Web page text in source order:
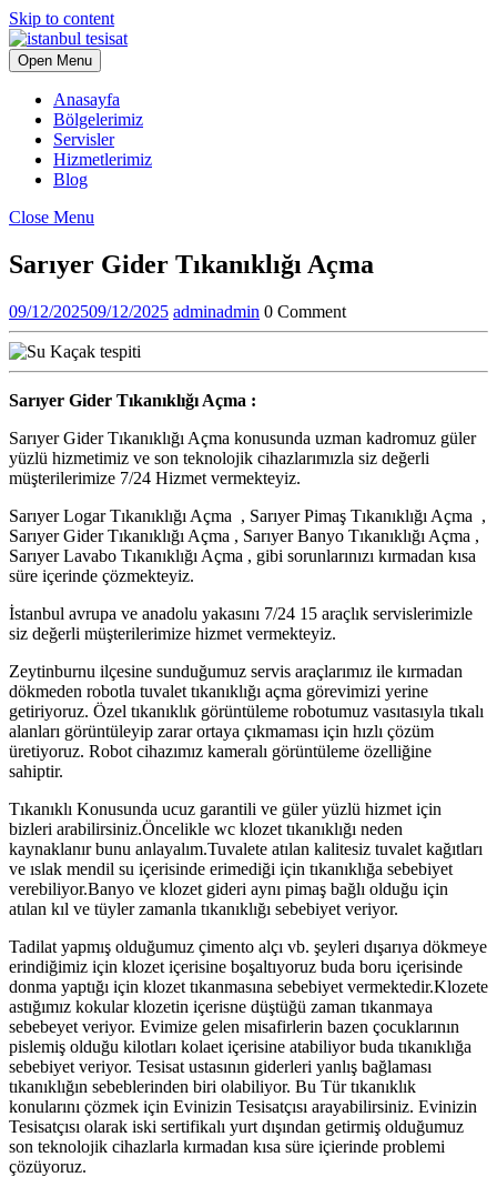
Skip to content
Open Menu
Anasayfa
Bölgelerimiz
Servisler
Hizmetlerimiz
Blog
Close Menu
Sarıyer Gider Tıkanıklığı Açma
09/12/202509/12/2025 adminadmin 0 Comment
Sarıyer Gider Tıkanıklığı Açma :
Sarıyer Gider Tıkanıklığı Açma konusunda uzman kadromuz güler
yüzlü hizmetimiz ve son teknolojik cihazlarımızla siz değerli
müşterilerimize 7/24 Hizmet vermekteyiz.
Sarıyer Logar Tıkanıklığı Açma , Sarıyer Pimaş Tıkanıklığı Açma ,
Sarıyer Gider Tıkanıklığı Açma , Sarıyer Banyo Tıkanıklığı Açma ,
Sarıyer Lavabo Tıkanıklığı Açma , gibi sorunlarınızı kırmadan kısa
süre içerinde çözmekteyiz.
İstanbul avrupa ve anadolu yakasını 7/24 15 araçlık servislerimizle
siz değerli müşterilerimize hizmet vermekteyiz.
Zeytinburnu ilçesine sunduğumuz servis araçlarımız ile kırmadan
dökmeden robotla tuvalet tıkanıklığı açma görevimizi yerine
getiriyoruz. Özel tıkanıklık görüntüleme robotumuz vasıtasıyla tıkalı
alanları görüntüleyip zarar ortaya çıkmaması için hızlı çözüm
üretiyoruz. Robot cihazımız kameralı görüntüleme özelliğine
sahiptir.
Tıkanıklı Konusunda ucuz garantili ve güler yüzlü hizmet için
bizleri arabilirsiniz.Öncelikle wc klozet tıkanıklığı neden
kaynaklanır bunu anlayalım.Tuvalete atılan kalitesiz tuvalet kağıtları
ve ıslak mendil su içerisinde erimediği için tıkanıklığa sebebiyet
verebiliyor.Banyo ve klozet gideri aynı pimaş bağlı olduğu için
atılan kıl ve tüyler zamanla tıkanıklığı sebebiyet veriyor.
Tadilat yapmış olduğumuz çimento alçı vb. şeyleri dışarıya dökmeye
erindiğimiz için klozet içerisine boşaltıyoruz buda boru içerisinde
donma yaptığı için klozet tıkanmasına sebebiyet vermektedir.Klozete
astığımız kokular klozetin içerisne düştüğü zaman tıkanmaya
sebebeyet veriyor. Evimize gelen misafirlerin bazen çocuklarının
pislemiş olduğu kilotları kolaet içerisine atabiliyor buda tıkanıklığa
sebebiyet veriyor. Tesisat ustasının giderleri yanlış bağlaması
tıkanıklığın sebeblerinden biri olabiliyor. Bu Tür tıkanıklık
konularını çözmek için Evinizin Tesisatçısı arayabilirsiniz. Evinizin
Tesisatçısı olarak iski sertifikalı yurt dışından getirmiş olduğumuz
son teknolojik cihazlarla kırmadan kısa süre içierinde problemi
çözüyoruz.